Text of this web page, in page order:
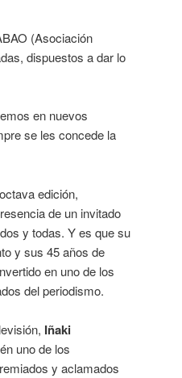
(Asociación
dispuestos a dar lo
en nuevos
se les concede la
edición,
de un invitado
y todas. Y es que su
y sus 45 años de
en uno de los
del periodismo.
Iñaki
uno de los
y aclamados